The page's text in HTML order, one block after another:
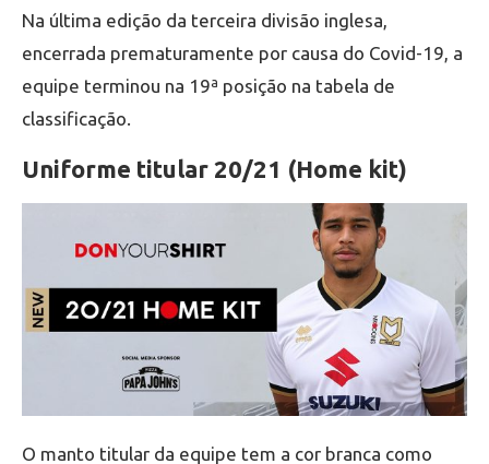
Na última edição da terceira divisão inglesa,
encerrada prematuramente por causa do Covid-19, a
equipe terminou na 19ª posição na tabela de
classificação.
Uniforme titular 20/21 (Home kit)
O manto titular da equipe tem a cor branca como